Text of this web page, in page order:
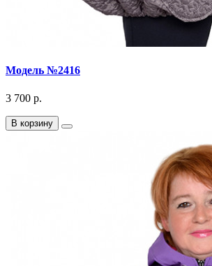
Модель №2416
3 700 р.
В корзину